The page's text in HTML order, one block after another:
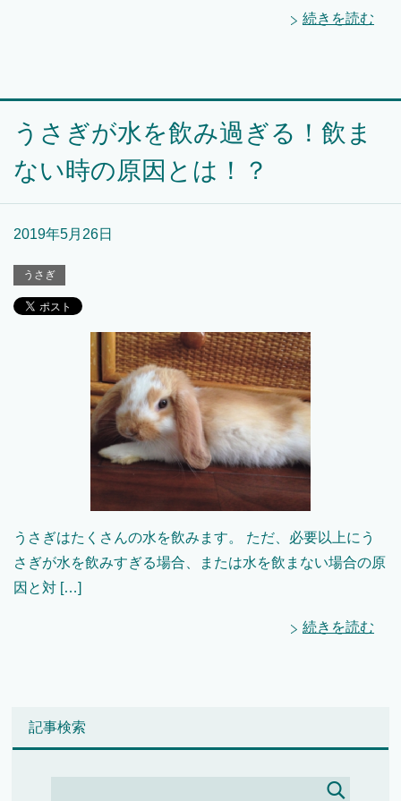
続きを読む
うさぎが水を飲み過ぎる！飲ま
ない時の原因とは！？
2019年5月26日
うさぎ
うさぎはたくさんの水を飲みます。 ただ、必要以上にう
さぎが水を飲みすぎる場合、または水を飲まない場合の原
因と対 […]
続きを読む
記事検索